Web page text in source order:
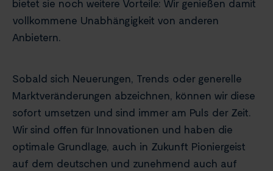
bietet sie noch weitere Vorteile: Wir genießen damit
vollkommene Unabhängigkeit von anderen
Anbietern.
Sobald sich Neuerungen, Trends oder generelle
Marktveränderungen abzeichnen, können wir diese
sofort umsetzen und sind immer am Puls der Zeit.
Wir sind offen für Innovationen und haben die
optimale Grundlage, auch in Zukunft Pioniergeist
auf dem deutschen und zunehmend auch auf